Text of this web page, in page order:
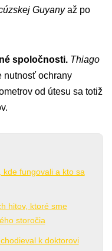
Guyanyaž po
spoločnosti. Thiago
nutnosť ochrany
od útesu sa totiž
fungovali a kto sa
hitov, ktoré sme
storočia
k doktorovi